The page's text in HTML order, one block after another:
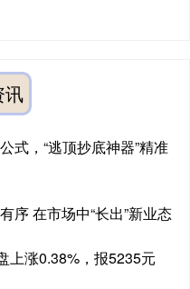
讯
式，“逃顶抄底神器”精准
序 在市场中“长出”新业态
上涨0.38%，报5235元